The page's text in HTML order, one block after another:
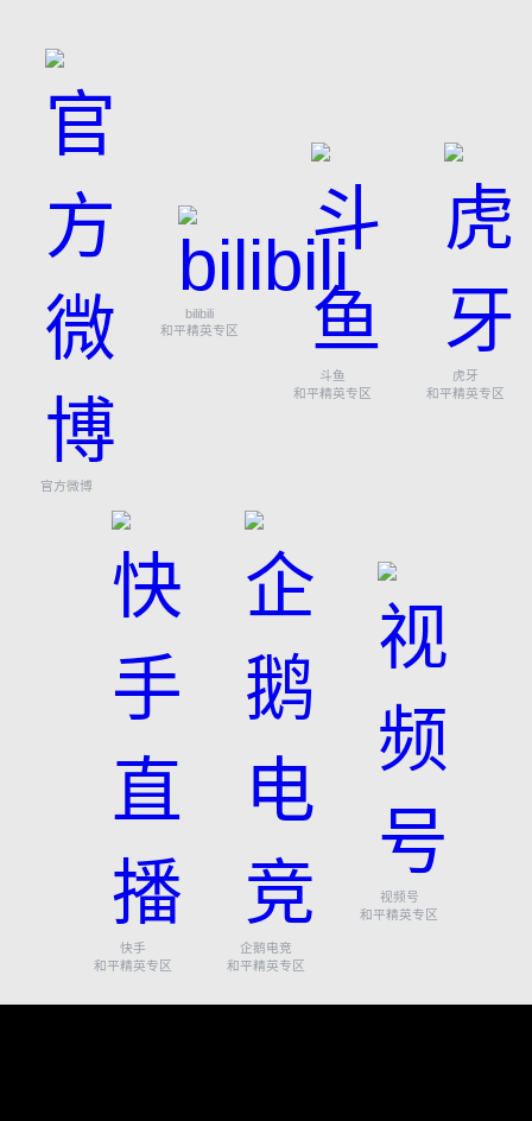
官方微博
bilibili
和平精英专区
斗鱼
和平精英专区
虎牙
和平精英专区
快手
和平精英专区
企鹅电竞
和平精英专区
视频号
和平精英专区